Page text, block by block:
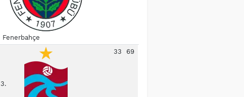
Fenerbahçe
3.
33 69